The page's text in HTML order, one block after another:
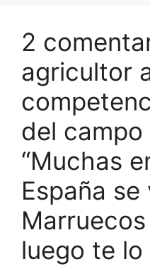
2
agricultor
del campo
“Muchas
España se
luego te